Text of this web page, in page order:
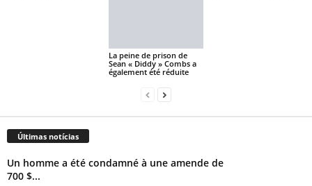
La peine de prison de
Sean « Diddy » Combs a
également été réduite
Últimas notícias
Un homme a été condamné à une amende de
700 $...